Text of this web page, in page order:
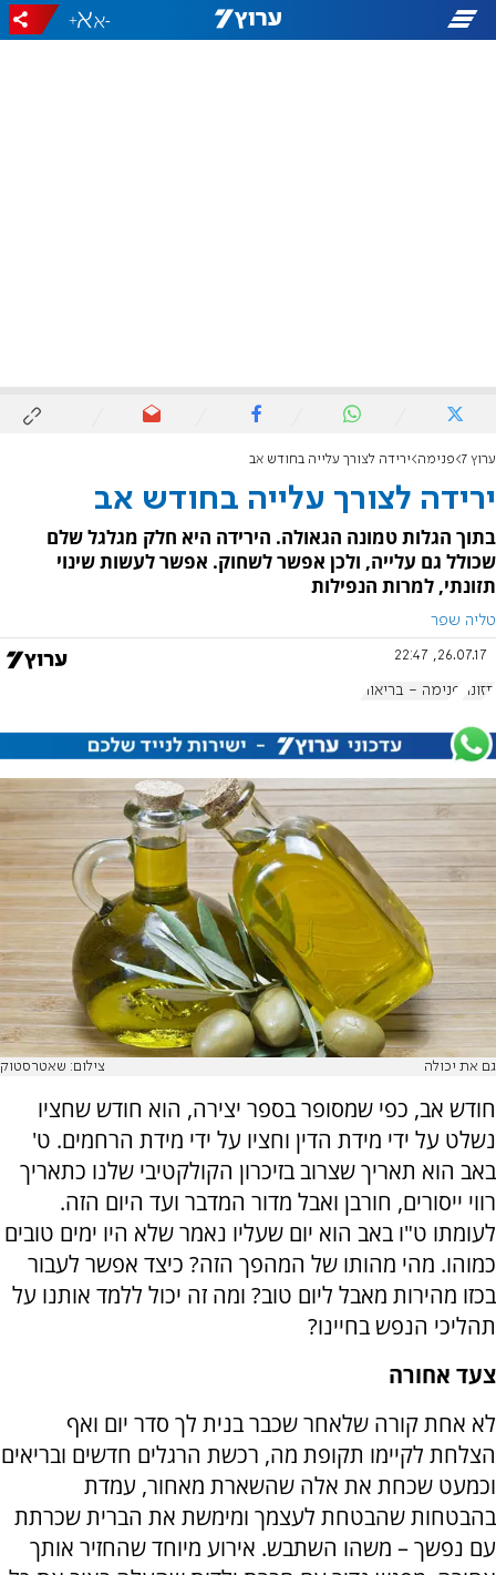
-
+
ערוץ 7 פנימה ירידה לצורך עלייה בחודש אב
ירידה לצורך עלייה בחודש אב
בתוך הגלות טמונה הגאולה. הירידה היא חלק מגלגל שלם
שכולל גם עלייה, ולכן אפשר לשחוק. אפשר לעשות שינוי
תזונתי, למרות הנפילות
טליה שפר
26.07.17, 22:47
תזונה פנימה - בריאות
גם את יכולה צילום: שאטרסטוק
חודש אב, כפי שמסופר בספר יצירה, הוא חודש שחציו
נשלט על ידי מידת הדין וחציו על ידי מידת הרחמים. ט'
באב הוא תאריך שצרוב בזיכרון הקולקטיבי שלנו כתאריך
רווי ייסורים, חורבן ואבל מדור המדבר ועד היום הזה.
לעומתו ט"ו באב הוא יום שעליו נאמר שלא היו ימים טובים
כמוהו. מהי מהותו של המהפך הזה? כיצד אפשר לעבור
בכזו מהירות מאבל ליום טוב? ומה זה יכול ללמד אותנו על
תהליכי הנפש בחיינו?
צעד אחורה
לא אחת קורה שלאחר שכבר בנית לך סדר יום ואף
הצלחת לקיימו תקופת מה, רכשת הרגלים חדשים ובריאים
וכמעט שכחת את אלה שהשארת מאחור, עמדת
בהבטחות שהבטחת לעצמך ומימשת את הברית שכרתת
עם נפשך – משהו השתבש. אירוע מיוחד שהחזיר אותך